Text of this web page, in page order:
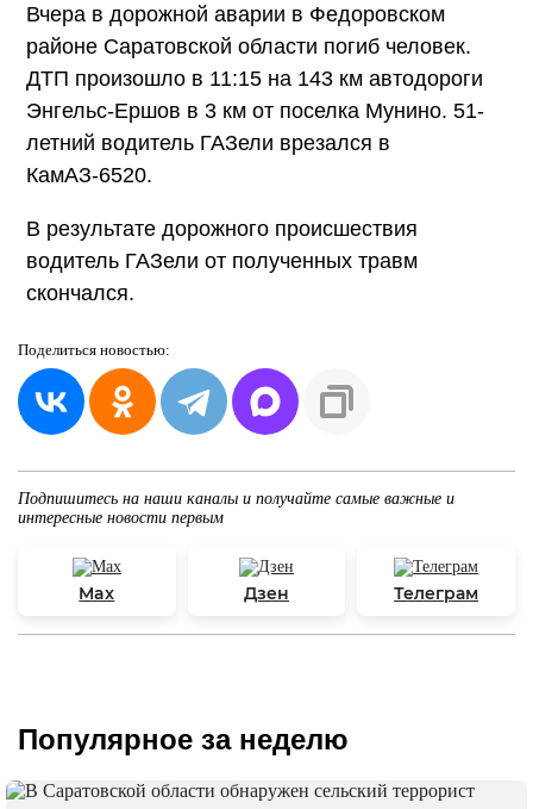
Вчера в дорожной аварии в Федоровском
районе Саратовской области погиб человек.
ДТП произошло в 11:15 на 143 км автодороги
Энгельс-Ершов в 3 км от поселка Мунино. 51-
летний водитель ГАЗели врезался в
КамАЗ-6520.
В результате дорожного происшествия
водитель ГАЗели от полученных травм
скончался.
Поделиться новостью:
Подпишитесь на наши каналы и получайте самые важные и
интересные новости первым
Max Дзен Телеграм
Популярное за неделю